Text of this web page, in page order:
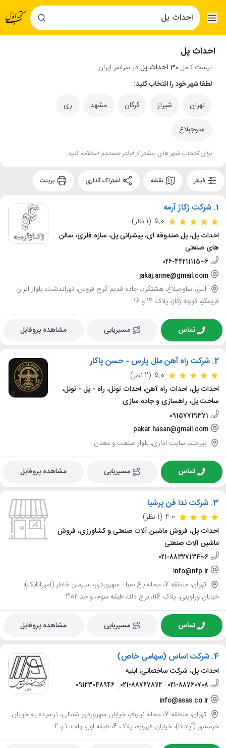
احداث پل
لیست کامل30 احداث پل
در سراسر ایران.
لطفا شهر خود را انتخاب کنید:
تهران
شیراز گرگان مشهد ری
ساوجبلاغ
برای انتخاب شهر های بیشتر از فیلتر جستجو استفاده کنید.
فیلتر نقشه
1. شرکت ژکاژ آرمه
5.0 (1 نظر)
احداث پل، پل صندوقه ای، پیشرانی پل، سازه فلزی، سالن
های صنعتی
026-44211115~6
jakaj.arme@gmail.com
البرز، ساوجبلاغ، هشتگرد، جاده قدیم کرج قزوین، تهراندشت، بلوار ایران
فریمکو، کوچه ژکاژ، پلاک 14 و 16
تماس مسیریابی مشاهده پروفایل
2. شرکت راه آهن ملل پارس - حسن پاکار
5.0 (2 نظر)
احداث پل، احداث راه آهن، احداث تونل، راه - پل - تونل،
ساخت پل، راهسازی و جاده سازی
09157719371
pakar.hasan@gmail.com
بیرجند، سایت اداری، بلوار صنعت و معدن
تماس مسیریابی مشاهده پروفایل
3. شرکت ندا فن پرشیا
4.0 (1 نظر)
احداث پل، فروش ماشین آلات صنعتی و کشاورزی، فروش
ماشین آلات صنعتی
021-88327134~6
info@nfp.ir
تهران، منطقه 7، محله باغ صبا - سهروردی، سلیمان خاطر (امیراتابک)،
خیابان وراوینی، پلاک 116، برج دلتا، طبقه سوم، واحد 302
تماس مسیریابی مشاهده پروفایل
4. شرکت اساس (سهامی خاص)
احداث پل، شرکت ساختمانی، ابنیه
021-88760708
021-88767872
09123048946
info@asas.co.ir
تهران، منطقه 7، محله نیلوفر، خیابان سهروردی شمالی، نرسیده به خیابان
خرمشهر (آپادانا)، خیابان فیروزه، پلاک 4، طبقه اول، واحد 1 و 2